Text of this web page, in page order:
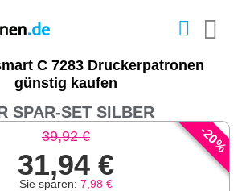
C 7283 Druckerpatronen
günstig kaufen
SPAR-SET SILBER
-
20
%
39,92 €
31,94 €
Sie sparen: 7,98 €